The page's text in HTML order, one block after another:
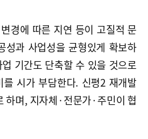
경에 따른 지연 등이 고질적 문
성과 사업성을 균형있게 확보하
기간도 단축할 수 있을 것으로
시가 부담한다. 신평2 재개발
하며, 지자체·전문가·주민이 협